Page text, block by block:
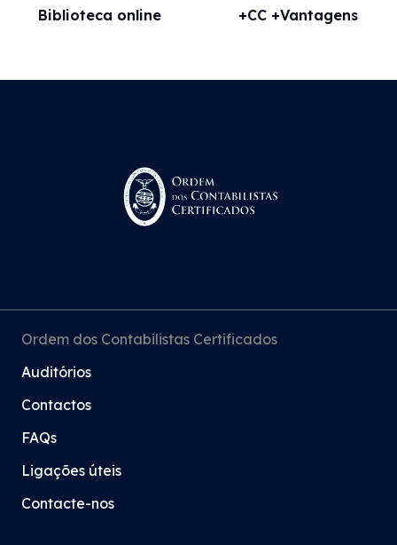
Biblioteca online +CC +Vantagens
Ordem dos Contabilistas Certificados
Auditórios
Contactos
FAQs
Ligações úteis
Contacte-nos